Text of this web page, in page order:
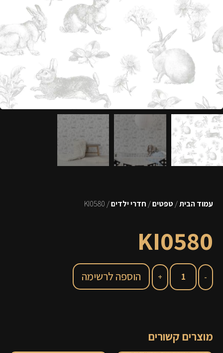
עמוד הבית/טפטים/חדרי ילדים/ KI0580
KI0580
הוספה לרשימה
מוצרים קשורים